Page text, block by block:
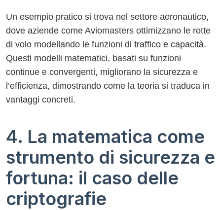
Un esempio pratico si trova nel settore aeronautico,
dove aziende come Aviomasters ottimizzano le rotte
di volo modellando le funzioni di traffico e capacità.
Questi modelli matematici, basati su funzioni
continue e convergenti, migliorano la sicurezza e
l’efficienza, dimostrando come la teoria si traduca in
vantaggi concreti.
4. La matematica come
strumento di sicurezza e
fortuna: il caso delle
criptografie